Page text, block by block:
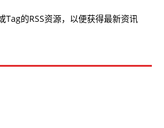
Tag的RSS资源，以便获得最新资讯